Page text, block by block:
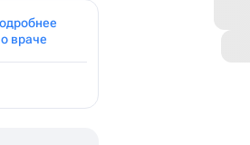
о враче